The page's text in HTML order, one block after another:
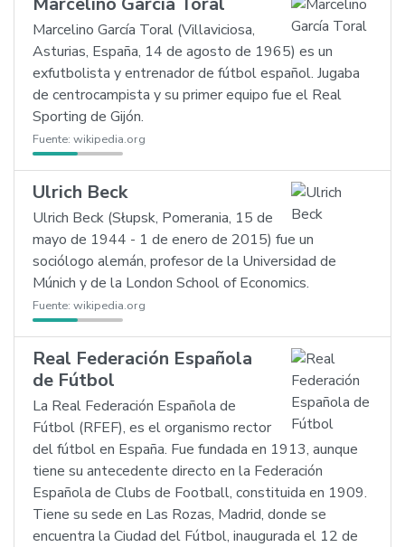
Marcelino García Toral (Villaviciosa,
Asturias, España, 14 de agosto de 1965) es un
exfutbolista y entrenador de fútbol español. Jugaba
de centrocampista y su primer equipo fue el Real
Sporting de Gijón.
Fuente: wikipedia.org
Ulrich Beck
Ulrich Beck (Słupsk, Pomerania, 15 de
mayo de 1944 - 1 de enero de 2015) fue un
sociólogo alemán, profesor de la Universidad de
Múnich y de la London School of Economics.
Fuente: wikipedia.org
Real Federación Española
de Fútbol
La Real Federación Española de
Fútbol (RFEF), es el organismo rector
del fútbol en España. Fue fundada en 1913, aunque
tiene su antecedente directo en la Federación
Española de Clubs de Football, constituida en 1909.
Tiene su sede en Las Rozas, Madrid, donde se
encuentra la Ciudad del Fútbol, inaugurada el 12 de